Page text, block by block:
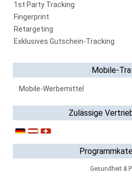
1st Party Tracking
Fingerprint
Retargeting
Exklusives Gutschein-Tracking
Mobile-
Mobile-Werbemittel
Zulässige
Gesundheit &